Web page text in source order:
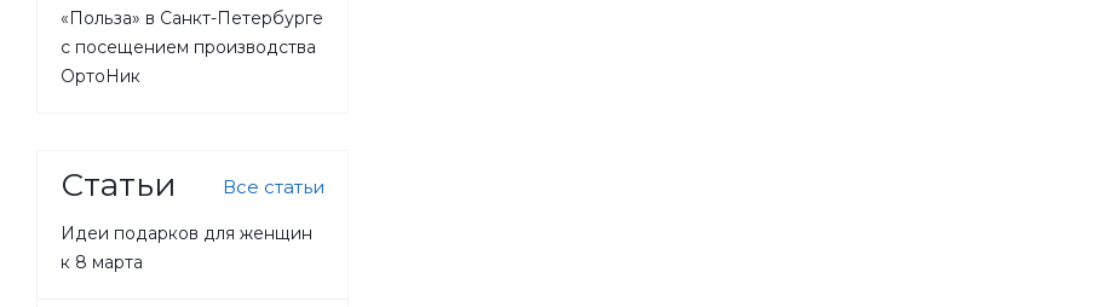
«Польза» в Санкт-Петербурге
с посещением производства
ОртоНик
Статьи Все статьи
Идеи подарков для женщин
к 8 марта